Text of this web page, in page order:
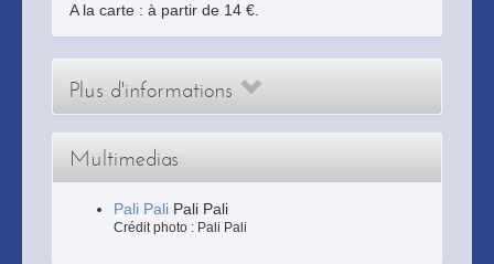
A la carte : à partir de 14 €.
Plus d'informations
Multimedias
Pali Pali Pali Pali
Crédit photo : Pali Pali